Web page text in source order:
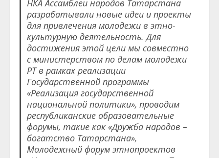
НКА Ассамблеи народов Татарстана
разрабатывали новые идеи и проекты
для привлечения молодежи в этно-
культурную деятельность. Для
достижения этой цели мы совместно
с министерством по делам молодежи
РТ в рамках реализации
Государственной программы
«Реализация государственной
национальной политики», проводим
республиканские образовательные
форумы, такие как «Дружба народов –
богатство Татарстана»,
Молодежный форум этнопроектов